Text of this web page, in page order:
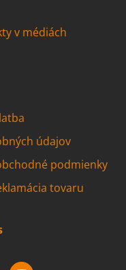
v médiách
údajov
podmienky
tovaru